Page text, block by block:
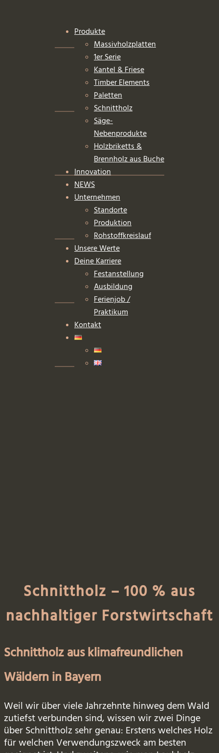
Produkte
Massivholzplatten
1er Serie
Kantel & Friese
Timber Elements
Paletten
Schnittholz
Säge-
Nebenprodukte
Holzbriketts &
Brennholz aus Buche
Innovation
NEWS
Unternehmen
Standorte
Produktion
Rohstoffkreislauf
Unsere Werte
Deine Karriere
Festanstellung
Ausbildung
Ferienjob /
Praktikum
Kontakt
Schnittholz – 100 % aus
nachhaltiger Forstwirtschaft
Schnittholz aus klimafreundlichen
Wäldern in Bayern
Weil wir über viele Jahrzehnte hinweg dem Wald
zutiefst verbunden sind, wissen wir zwei Dinge
über Schnittholz sehr genau: Erstens welches Holz
für welchen Verwendungszweck am besten